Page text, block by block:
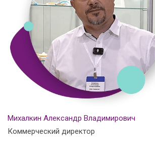
Михалкин Александр Владимирович
Коммерческий директор